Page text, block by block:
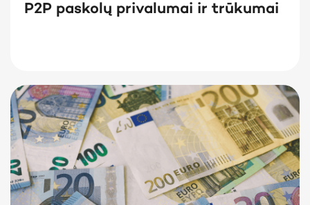
P2P paskolų privalumai ir trūkumai